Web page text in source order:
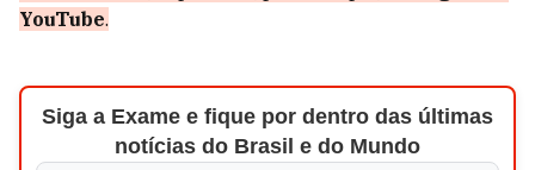
YouTube.
Siga a Exame e fique por dentro das últimas
notícias do Brasil e do Mundo